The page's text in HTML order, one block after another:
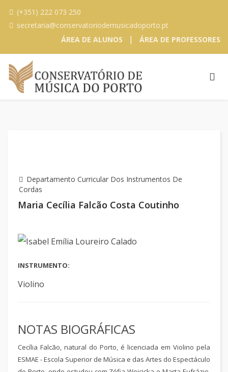
(+351) 222 073 250
secretaria@conservatoriodemusicadoporto.pt
ÁREA DE ALUNOS
| ÁREA DE PROFESSORES
Departamento Curricular Dos Instrumentos De
Cordas
Maria Cecília Falcão Costa Coutinho
INSTRUMENTO:
Violino
NOTAS BIOGRÁFICAS
Cecília Falcão, natural do Porto, é licenciada em Violino pela
ESMAE - Escola Superior de Música e das Artes do Espectáculo